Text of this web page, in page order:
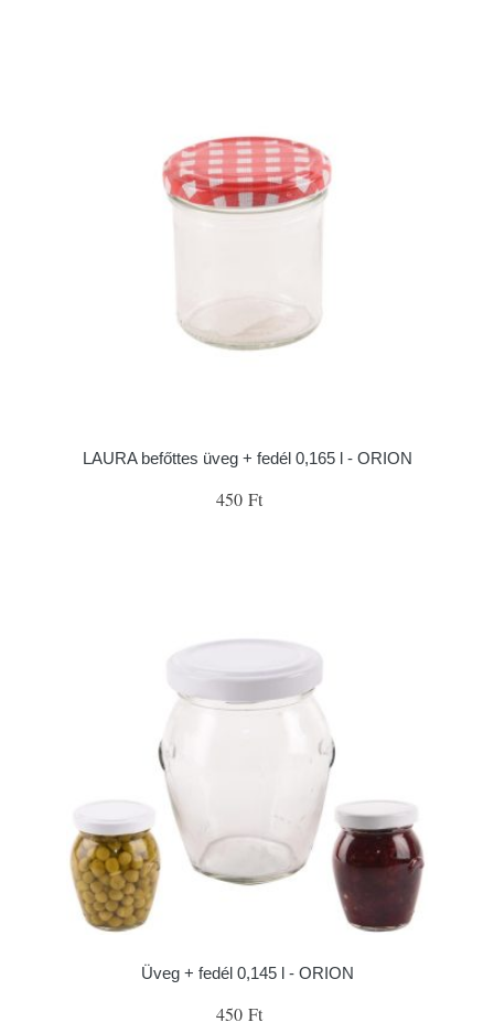
LAURA befőttes üveg + fedél 0,165 l - ORION
450 Ft
Üveg + fedél 0,145 l - ORION
450 Ft